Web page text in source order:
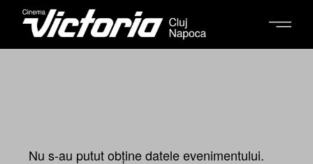
Nu s-au putut obține datele evenimentului.